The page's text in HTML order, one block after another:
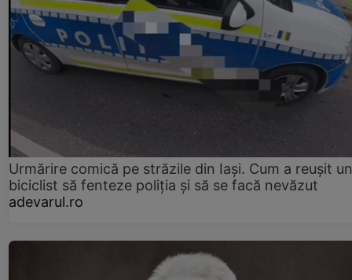
Urmărire comică pe străzile din Iași. Cum a reușit un
biciclist să fenteze poliția și să se facă nevăzut
adevarul.ro